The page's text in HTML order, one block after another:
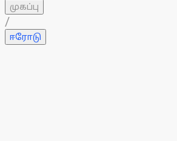
முகப்பு
/
ஈரோடு